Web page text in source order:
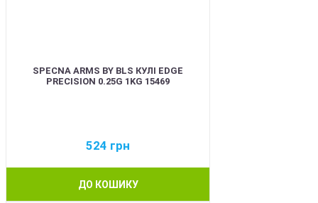
SPECNA ARMS BY BLS КУЛІ EDGE
PRECISION 0.25G 1KG 15469
524 грн
ДО КОШИКУ